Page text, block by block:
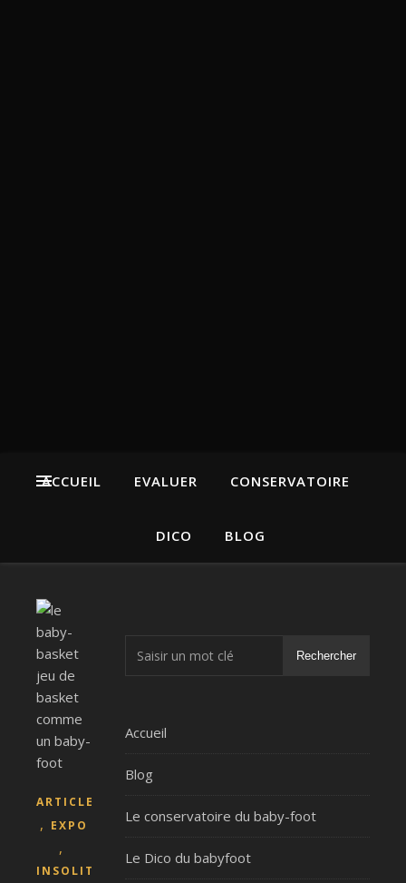
ACCUEIL EVALUER CONSERVATOIRE
DICO BLOG
ARTICLE
, EXPO
,
INSOLITE
Rechercher
Accueil
Blog
Le conservatoire du baby-foot
Le Dico du babyfoot